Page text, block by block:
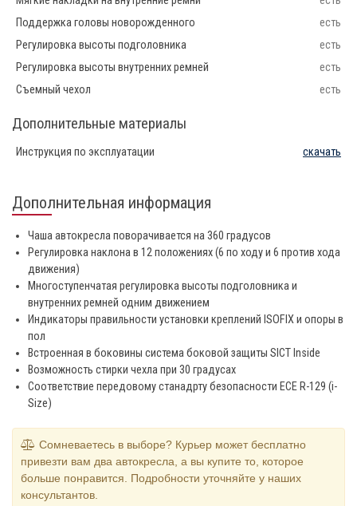
Поддержка головы новорожденного
есть
Регулировка высоты подголовника
есть
Регулировка высоты внутренних ремней
есть
Съемный чехол
есть
Дополнительные материалы
Инструкция по эксплуатации скачать
Дополнительная информация
Чаша автокресла поворачивается на 360 градусов
Регулировка наклона в 12 положениях (6 по ходу и 6 против хода
движения)
Многоступенчатая регулировка высоты подголовника и
внутренних ремней одним движением
Индикаторы правильности установки креплений ISOFIX и опоры в
пол
Встроенная в боковины система боковой защиты SICT Inside
Возможность стирки чехла при 30 градусах
Соответствие передовому станадрту безопасности ECE R-129 (i-
Size)
Сомневаетесь в выборе? Курьер может бесплатно
привезти вам два автокресла, а вы купите то, которое
больше понравится. Подробности уточняйте у наших
консультантов.